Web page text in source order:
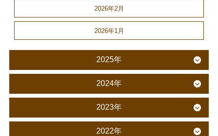
2026年2月
2026年1月
2025年
2024年
2023年
2022年